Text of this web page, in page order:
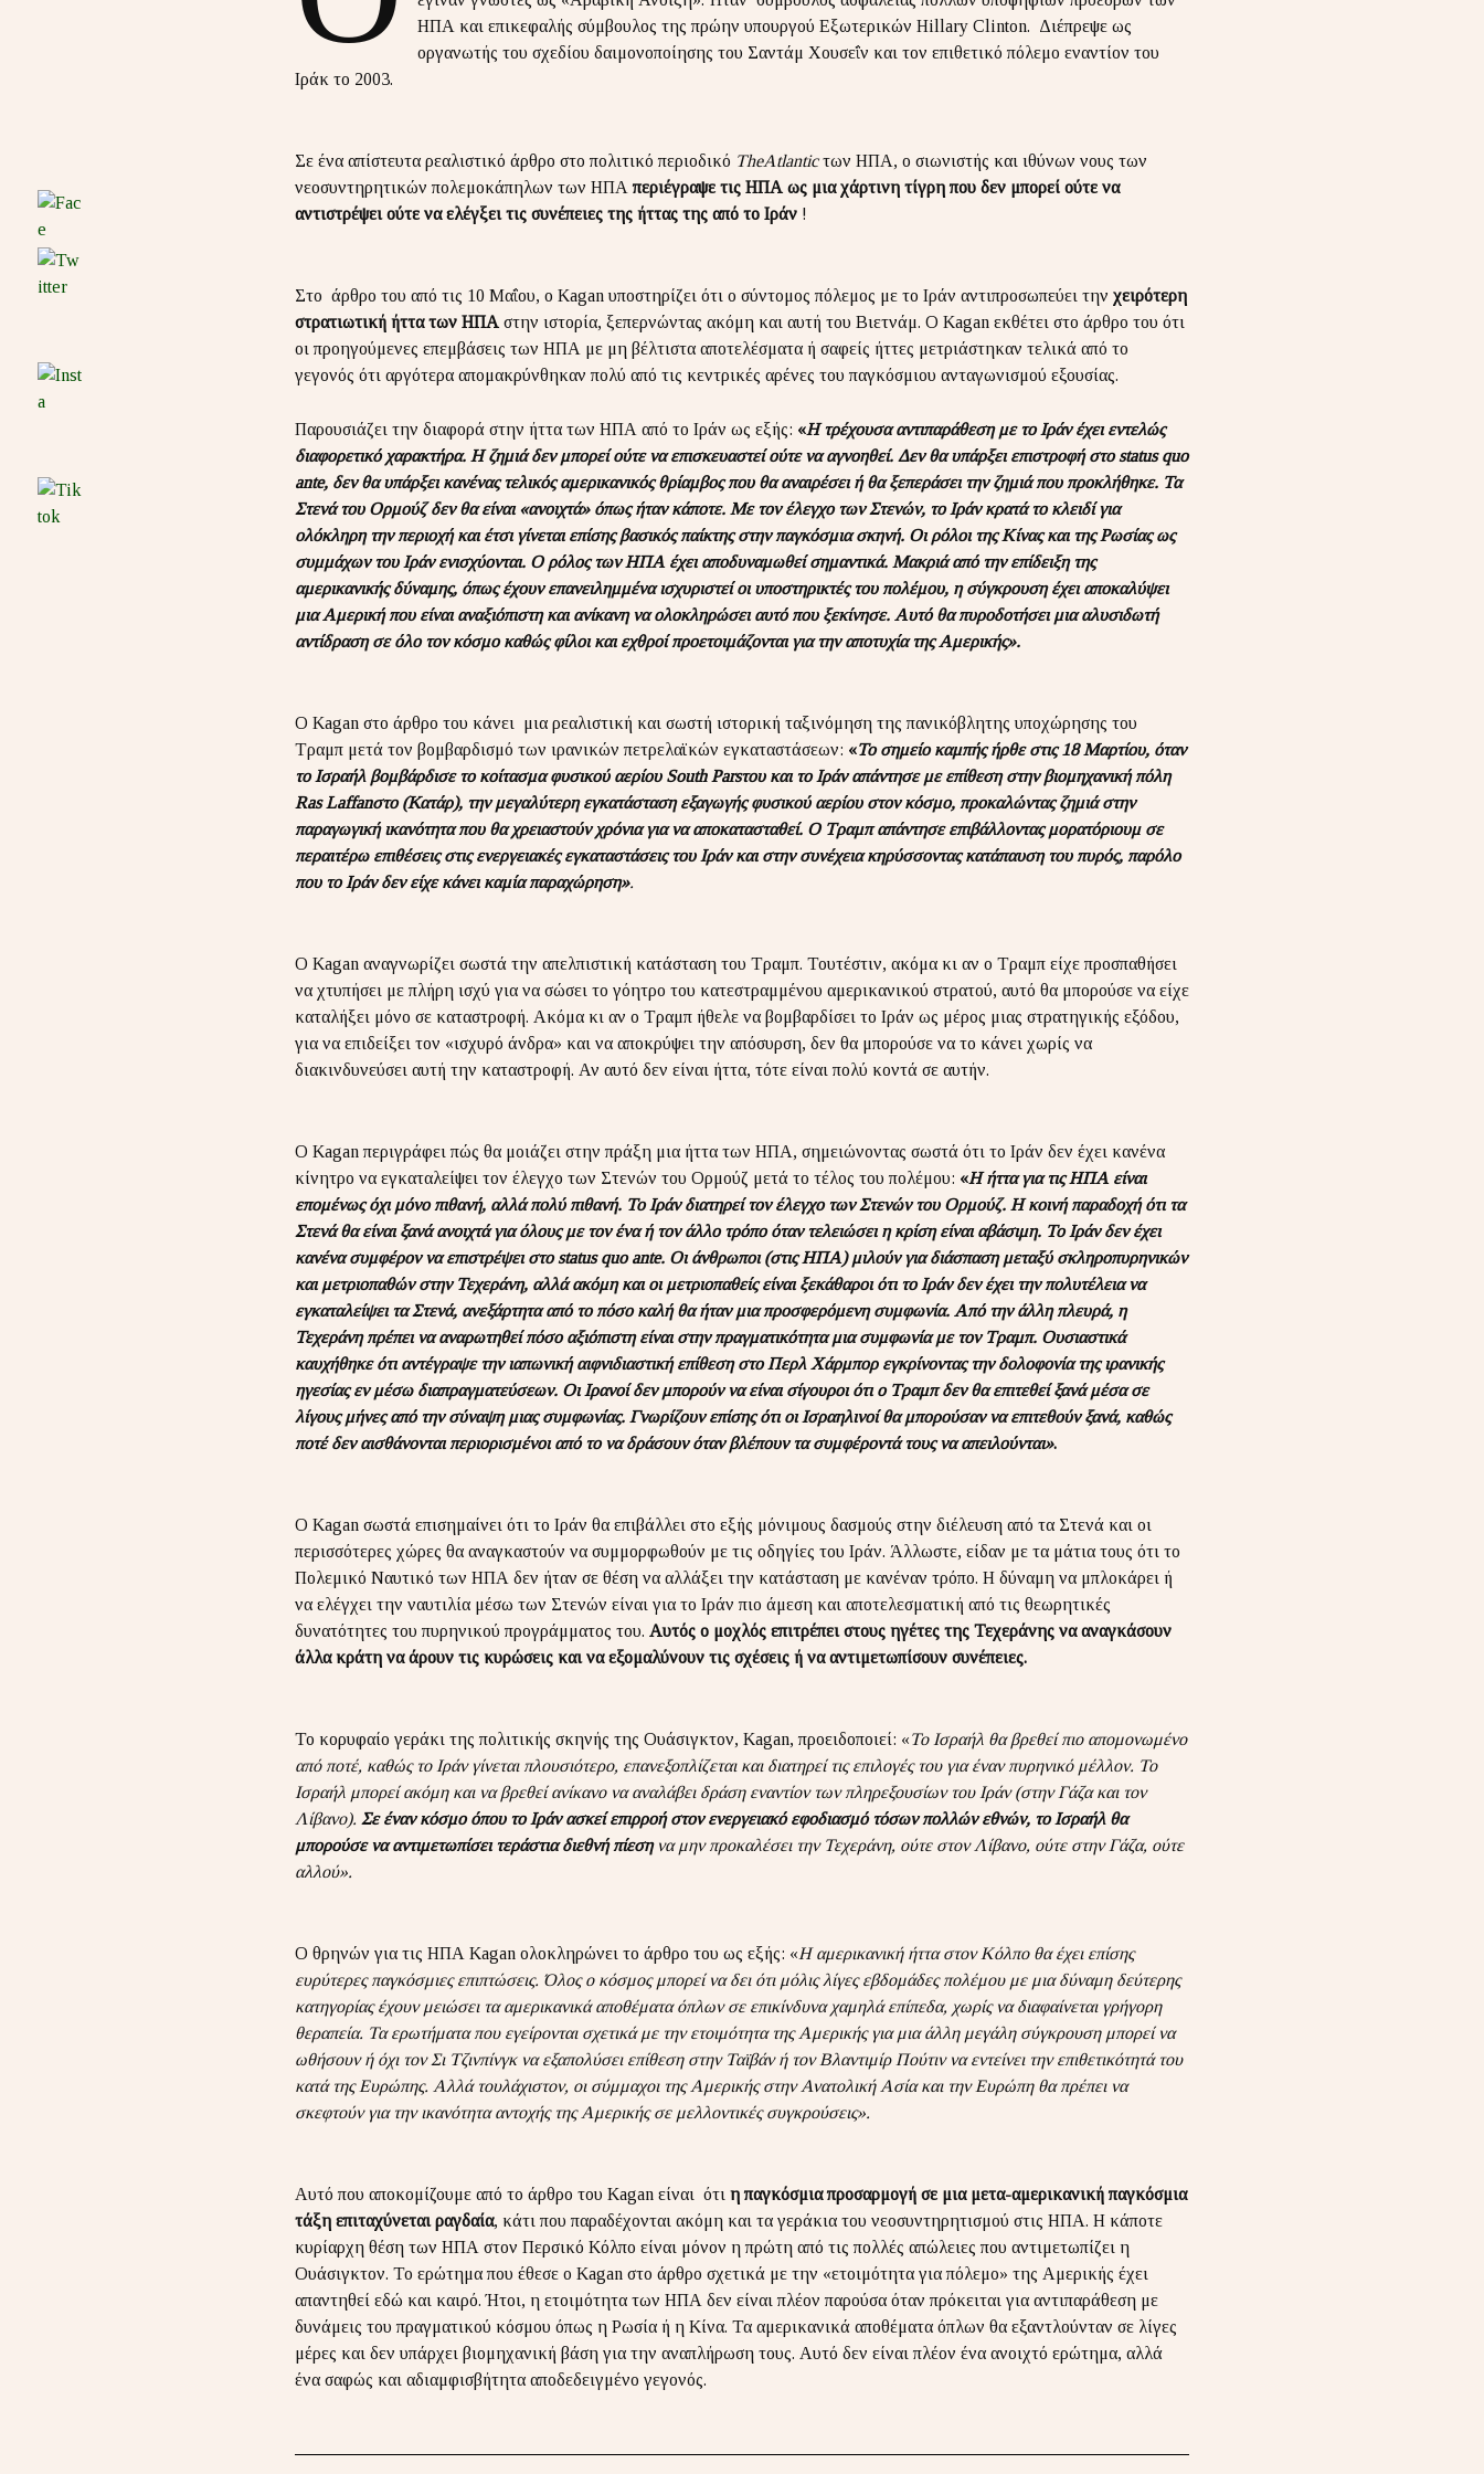
ΗΠΑ και επικεφαλής σύμβουλος της πρώην υπουργού Εξωτερικών Hillary Clinton. Διέπρεψε ως
οργανωτής του σχεδίου δαιμονοποίησης του Σαντάμ Χουσεΐν και τον επιθετικό πόλεμο εναντίον του
Ιράκ το 2003.
Σε ένα απίστευτα ρεαλιστικό άρθρο στο πολιτικό περιοδικό TheAtlanticτων ΗΠΑ, ο σιωνιστής και ιθύνων νους των
νεοσυντηρητικών πολεμοκάπηλων των ΗΠΑπεριέγραψε τις ΗΠΑ ως μια χάρτινη τίγρη που δεν μπορεί ούτε να
αντιστρέψει ούτε να ελέγξει τις συνέπειες της ήττας της από το Ιράν !
Στο άρθρο του από τις 10 Μαΐου, ο Kagan υποστηρίζει ότι ο σύντομος πόλεμος με το Ιράν αντιπροσωπεύει την χειρότερη
στρατιωτική ήττα των ΗΠΑ στην ιστορία, ξεπερνώντας ακόμη και αυτή του Βιετνάμ. Ο Kagan εκθέτει στο άρθρο του ότι
οι προηγούμενες επεμβάσεις των ΗΠΑ με μη βέλτιστα αποτελέσματα ή σαφείς ήττες μετριάστηκαν τελικά από το
γεγονός ότι αργότερα απομακρύνθηκαν πολύ από τις κεντρικές αρένες του παγκόσμιου ανταγωνισμού εξουσίας.
Παρουσιάζει την διαφορά στην ήττα των ΗΠΑ από το Ιράν ως εξής: «Η τρέχουσα αντιπαράθεση με το Ιράν έχει εντελώς
διαφορετικό χαρακτήρα. Η ζημιά δεν μπορεί ούτε να επισκευαστεί ούτε να αγνοηθεί. Δεν θα υπάρξει επιστροφή στο status quo
ante, δεν θα υπάρξει κανένας τελικός αμερικανικός θρίαμβος που θα αναιρέσει ή θα ξεπεράσει την ζημιά που προκλήθηκε. Τα
Στενά του Ορμούζ δεν θα είναι «ανοιχτά» όπως ήταν κάποτε. Με τον έλεγχο των Στενών, το Ιράν κρατά το κλειδί για
ολόκληρη την περιοχή και έτσι γίνεται επίσης βασικός παίκτης στην παγκόσμια σκηνή. Οι ρόλοι της Κίνας και της Ρωσίας ως
συμμάχων του Ιράν ενισχύονται. Ο ρόλος των ΗΠΑ έχει αποδυναμωθεί σημαντικά. Μακριά από την επίδειξη της
αμερικανικής δύναμης, όπως έχουν επανειλημμένα ισχυριστεί οι υποστηρικτές του πολέμου, η σύγκρουση έχει αποκαλύψει
μια Αμερική που είναι αναξιόπιστη και ανίκανη να ολοκληρώσει αυτό που ξεκίνησε. Αυτό θα πυροδοτήσει μια αλυσιδωτή
αντίδραση σε όλο τον κόσμο καθώς φίλοι και εχθροί προετοιμάζονται για την αποτυχία της Αμερικής».
Ο Kagan στο άρθρο του κάνει μια ρεαλιστική και σωστή ιστορική ταξινόμηση της πανικόβλητης υποχώρησης του
Τραμπ μετά τον βομβαρδισμό των ιρανικών πετρελαϊκών εγκαταστάσεων: «Το σημείο καμπής ήρθε στις 18 Μαρτίου, όταν
το Ισραήλ βομβάρδισε το κοίτασμα φυσικού αερίου South Parsτου και το Ιράν απάντησε με επίθεση στην βιομηχανική πόλη
Ras Laffanστο (Κατάρ), την μεγαλύτερη εγκατάσταση εξαγωγής φυσικού αερίου στον κόσμο, προκαλώντας ζημιά στην
παραγωγική ικανότητα που θα χρειαστούν χρόνια για να αποκατασταθεί. Ο Τραμπ απάντησε επιβάλλοντας μορατόριουμ σε
περαιτέρω επιθέσεις στις ενεργειακές εγκαταστάσεις του Ιράν και στην συνέχεια κηρύσσοντας κατάπαυση του πυρός, παρόλο
που το Ιράν δεν είχε κάνει καμία παραχώρηση».
Ο Kagan αναγνωρίζει σωστά την απελπιστική κατάσταση του Τραμπ. Τουτέστιν, ακόμα κι αν ο Τραμπ είχε προσπαθήσει
να χτυπήσει με πλήρη ισχύ για να σώσει το γόητρο του κατεστραμμένου αμερικανικού στρατού, αυτό θα μπορούσε να είχε
καταλήξει μόνο σε καταστροφή. Ακόμα κι αν ο Τραμπ ήθελε να βομβαρδίσει το Ιράν ως μέρος μιας στρατηγικής εξόδου,
για να επιδείξει τον «ισχυρό άνδρα» και να αποκρύψει την απόσυρση, δεν θα μπορούσε να το κάνει χωρίς να
διακινδυνεύσει αυτή την καταστροφή. Αν αυτό δεν είναι ήττα, τότε είναι πολύ κοντά σε αυτήν.
Ο Kagan περιγράφει πώς θα μοιάζει στην πράξη μια ήττα των ΗΠΑ, σημειώνοντας σωστά ότι το Ιράν δεν έχει κανένα
κίνητρο να εγκαταλείψει τον έλεγχο των Στενών του Ορμούζ μετά το τέλος του πολέμου: «Η ήττα για τις ΗΠΑ είναι
επομένως όχι μόνο πιθανή, αλλά πολύ πιθανή. Το Ιράν διατηρεί τον έλεγχο των Στενών του Ορμούζ. Η κοινή παραδοχή ότι τα
Στενά θα είναι ξανά ανοιχτά για όλους με τον ένα ή τον άλλο τρόπο όταν τελειώσει η κρίση είναι αβάσιμη. Το Ιράν δεν έχει
κανένα συμφέρον να επιστρέψει στο status quo ante. Οι άνθρωποι (στις ΗΠΑ) μιλούν για διάσπαση μεταξύ σκληροπυρηνικών
και μετριοπαθών στην Τεχεράνη, αλλά ακόμη και οι μετριοπαθείς είναι ξεκάθαροι ότι το Ιράν δεν έχει την πολυτέλεια να
εγκαταλείψει τα Στενά, ανεξάρτητα από το πόσο καλή θα ήταν μια προσφερόμενη συμφωνία. Από την άλλη πλευρά, η
Τεχεράνη πρέπει να αναρωτηθεί πόσο αξιόπιστη είναι στην πραγματικότητα μια συμφωνία με τον Τραμπ. Ουσιαστικά
καυχήθηκε ότι αντέγραψε την ιαπωνική αιφνιδιαστική επίθεση στο Περλ Χάρμπορ εγκρίνοντας την δολοφονία της ιρανικής
ηγεσίας εν μέσω διαπραγματεύσεων. Οι Ιρανοί δεν μπορούν να είναι σίγουροι ότι ο Τραμπ δεν θα επιτεθεί ξανά μέσα σε
λίγους μήνες από την σύναψη μιας συμφωνίας. Γνωρίζουν επίσης ότι οι Ισραηλινοί θα μπορούσαν να επιτεθούν ξανά, καθώς
ποτέ δεν αισθάνονται περιορισμένοι από το να δράσουν όταν βλέπουν τα συμφέροντά τους να απειλούνται».
Ο Kagan σωστά επισημαίνει ότι το Ιράν θα επιβάλλει στο εξής μόνιμους δασμούς στην διέλευση από τα Στενά και οι
περισσότερες χώρες θα αναγκαστούν να συμμορφωθούν με τις οδηγίες του Ιράν. Άλλωστε, είδαν με τα μάτια τους ότι το
Πολεμικό Ναυτικό των ΗΠΑ δεν ήταν σε θέση να αλλάξει την κατάσταση με κανέναν τρόπο. Η δύναμη να μπλοκάρει ή
να ελέγχει την ναυτιλία μέσω των Στενών είναι για το Ιράν πιο άμεση και αποτελεσματική από τις θεωρητικές
δυνατότητες του πυρηνικού προγράμματος του. Αυτός ο μοχλός επιτρέπει στους ηγέτες της Τεχεράνης να αναγκάσουν
άλλα κράτη να άρουν τις κυρώσεις και να εξομαλύνουν τις σχέσεις ή να αντιμετωπίσουν συνέπειες.
Το κορυφαίο γεράκι της πολιτικής σκηνής της Ουάσιγκτον, Kagan, προειδοποιεί: «Το Ισραήλ θα βρεθεί πιο απομονωμένο
από ποτέ, καθώς το Ιράν γίνεται πλουσιότερο, επανεξοπλίζεται και διατηρεί τις επιλογές του για έναν πυρηνικό μέλλον. Το
Ισραήλ μπορεί ακόμη και να βρεθεί ανίκανο να αναλάβει δράση εναντίον των πληρεξουσίων του Ιράν (στην Γάζα και τον
Λίβανο). Σε έναν κόσμο όπου το Ιράν ασκεί επιρροή στον ενεργειακό εφοδιασμό τόσων πολλών εθνών, το Ισραήλ θα
μπορούσε να αντιμετωπίσει τεράστια διεθνή πίεση να μην προκαλέσει την Τεχεράνη, ούτε στον Λίβανο, ούτε στην Γάζα, ούτε
αλλού».
Ο θρηνών για τις ΗΠΑ Kagan ολοκληρώνει το άρθρο του ως εξής: «Η αμερικανική ήττα στον Κόλπο θα έχει επίσης
ευρύτερες παγκόσμιες επιπτώσεις. Όλος ο κόσμος μπορεί να δει ότι μόλις λίγες εβδομάδες πολέμου με μια δύναμη δεύτερης
κατηγορίας έχουν μειώσει τα αμερικανικά αποθέματα όπλων σε επικίνδυνα χαμηλά επίπεδα, χωρίς να διαφαίνεται γρήγορη
θεραπεία. Τα ερωτήματα που εγείρονται σχετικά με την ετοιμότητα της Αμερικής για μια άλλη μεγάλη σύγκρουση μπορεί να
ωθήσουν ή όχι τον Σι Τζινπίνγκ να εξαπολύσει επίθεση στην Ταϊβάν ή τον Βλαντιμίρ Πούτιν να εντείνει την επιθετικότητά του
κατά της Ευρώπης. Αλλά τουλάχιστον, οι σύμμαχοι της Αμερικής στην Ανατολική Ασία και την Ευρώπη θα πρέπει να
σκεφτούν για την ικανότητα αντοχής της Αμερικής σε μελλοντικές συγκρούσεις».
Αυτό που αποκομίζουμε από το άρθρο του Kagan είναι ότι η παγκόσμια προσαρμογή σε μια μετα-αμερικανική παγκόσμια
τάξη επιταχύνεται ραγδαία, κάτι που παραδέχονται ακόμη και τα γεράκια του νεοσυντηρητισμού στις ΗΠΑ. Η κάποτε
κυρίαρχη θέση των ΗΠΑ στον Περσικό Κόλπο είναι μόνον η πρώτη από τις πολλές απώλειες που αντιμετωπίζει η
Ουάσιγκτον. Το ερώτημα που έθεσε ο Kagan στο άρθρο σχετικά με την «ετοιμότητα για πόλεμο» της Αμερικής έχει
απαντηθεί εδώ και καιρό. Ήτοι, η ετοιμότητα των ΗΠΑ δεν είναι πλέον παρούσα όταν πρόκειται για αντιπαράθεση με
δυνάμεις του πραγματικού κόσμου όπως η Ρωσία ή η Κίνα. Τα αμερικανικά αποθέματα όπλων θα εξαντλούνταν σε λίγες
μέρες και δεν υπάρχει βιομηχανική βάση για την αναπλήρωση τους. Αυτό δεν είναι πλέον ένα ανοιχτό ερώτημα, αλλά
ένα σαφώς και αδιαμφισβήτητα αποδεδειγμένο γεγονός.